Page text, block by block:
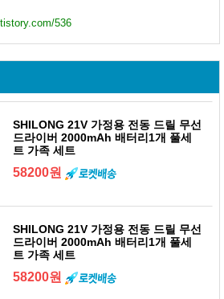
536
SHILONG 21V 가정용 전동 드릴 무선
드라이버 2000mAh 배터리1개 풀세
트 가족 세트
58200원
SHILONG 21V 가정용 전동 드릴 무선
드라이버 2000mAh 배터리1개 풀세
트 가족 세트
58200원